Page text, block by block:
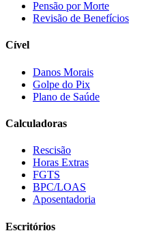
Pensão por Morte
Revisão de Benefícios
Cível
Danos Morais
Golpe do Pix
Plano de Saúde
Calculadoras
Rescisão
Horas Extras
FGTS
BPC/LOAS
Aposentadoria
Escritórios